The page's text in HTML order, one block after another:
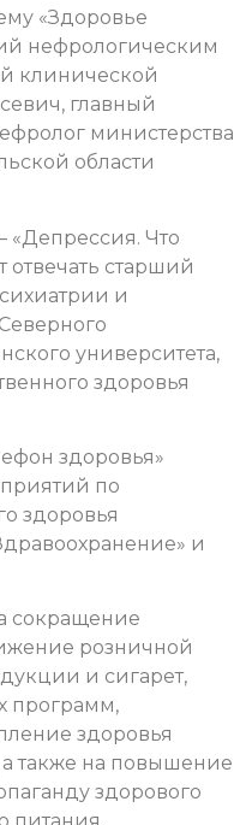
«Здоровье
нефрологическим
клинической
главный
министерства
области
«Депрессия. Что
отвечать старший
и
университета,
здоровья
здоровья»
по
здоровья
и
сокращение
розничной
и сигарет,
программ,
здоровья
также на повышение
здорового